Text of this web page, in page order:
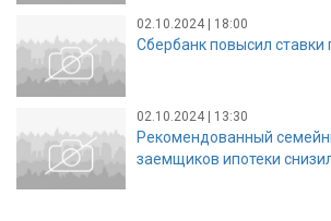
02.10.2024 | 18:00
Сбербанк повысил ставки
02.10.2024 | 13:30
Рекомендованный
заемщиков ипотеки